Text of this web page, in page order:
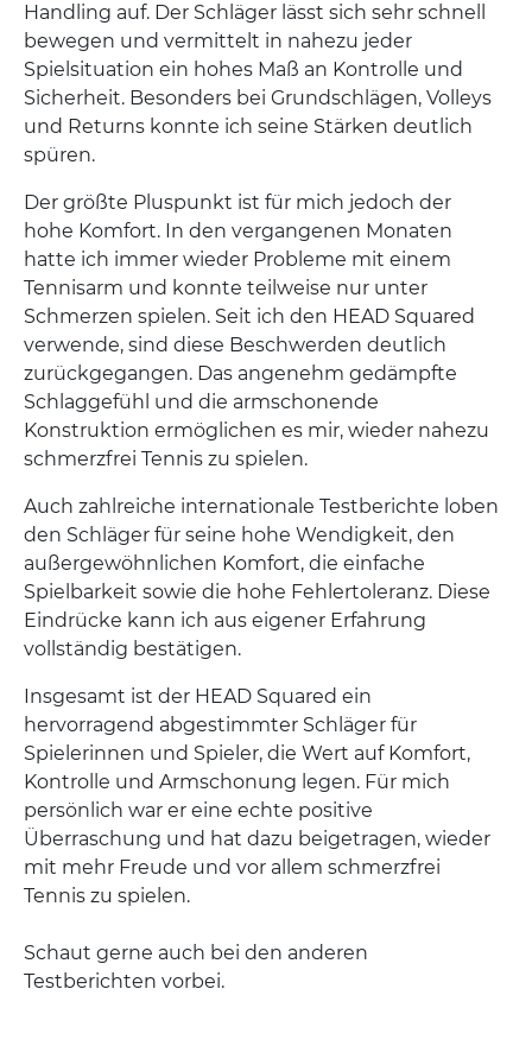
Handling auf. Der Schläger lässt sich sehr schnell
bewegen und vermittelt in nahezu jeder
Spielsituation ein hohes Maß an Kontrolle und
Sicherheit. Besonders bei Grundschlägen, Volleys
und Returns konnte ich seine Stärken deutlich
spüren.
Der größte Pluspunkt ist für mich jedoch der
hohe Komfort. In den vergangenen Monaten
hatte ich immer wieder Probleme mit einem
Tennisarm und konnte teilweise nur unter
Schmerzen spielen. Seit ich den HEAD Squared
verwende, sind diese Beschwerden deutlich
zurückgegangen. Das angenehm gedämpfte
Schlaggefühl und die armschonende
Konstruktion ermöglichen es mir, wieder nahezu
schmerzfrei Tennis zu spielen.
Auch zahlreiche internationale Testberichte loben
den Schläger für seine hohe Wendigkeit, den
außergewöhnlichen Komfort, die einfache
Spielbarkeit sowie die hohe Fehlertoleranz. Diese
Eindrücke kann ich aus eigener Erfahrung
vollständig bestätigen.
Insgesamt ist der HEAD Squared ein
hervorragend abgestimmter Schläger für
Spielerinnen und Spieler, die Wert auf Komfort,
Kontrolle und Armschonung legen. Für mich
persönlich war er eine echte positive
Überraschung und hat dazu beigetragen, wieder
mit mehr Freude und vor allem schmerzfrei
Tennis zu spielen.
Schaut gerne auch bei den anderen
Testberichten vorbei.